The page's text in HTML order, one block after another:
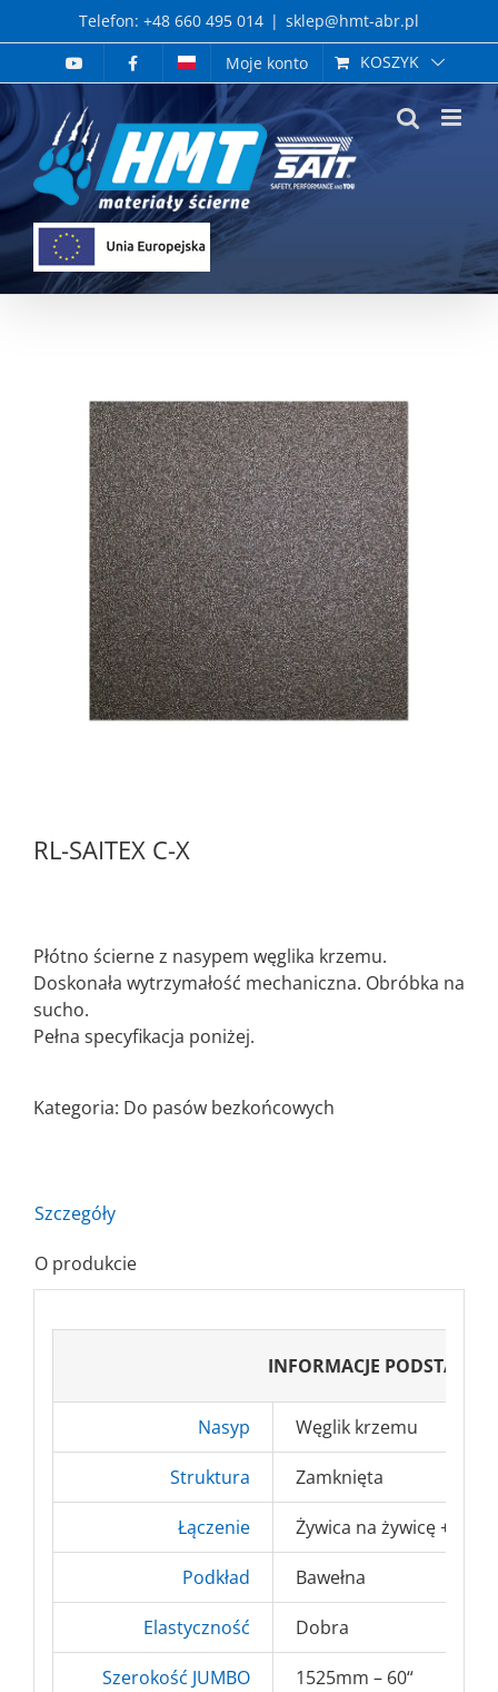
to
Telefon: +48 660 495 014 | sklep@hmt-abr.pl
Moje konto
KOSZYK
RL-SAITEX C-X
Płótno ścierne z nasypem węglika krzemu.
Doskonała wytrzymałość mechaniczna. Obróbka na
sucho.
Pełna specyfikacja poniżej.
Kategoria: Do pasów bezkońcowych
Szczegóły
O produkcie
INFORMACJE
Nasyp Węglik krzemu
Struktura Zamknięta
Łączenie Żywica na żywicę +
Podkład Bawełna
Elastyczność Dobra
Szerokość JUMBO 1525mm – 60“